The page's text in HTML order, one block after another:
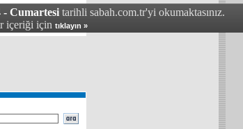
- Cumartesi tarihli sabah.com.tr'yi okumaktasınız.
içeriği için tıklayın »